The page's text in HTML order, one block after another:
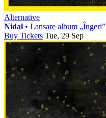
Alternative
Nidal • Lansare album „Îngeri”
Buy Tickets Tue, 29 Sep